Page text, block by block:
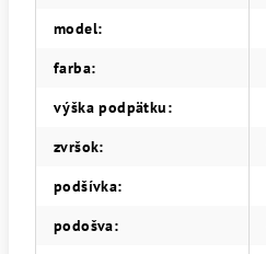
model:
farba:
výška podpätku:
zvršok:
podšívka:
podošva: